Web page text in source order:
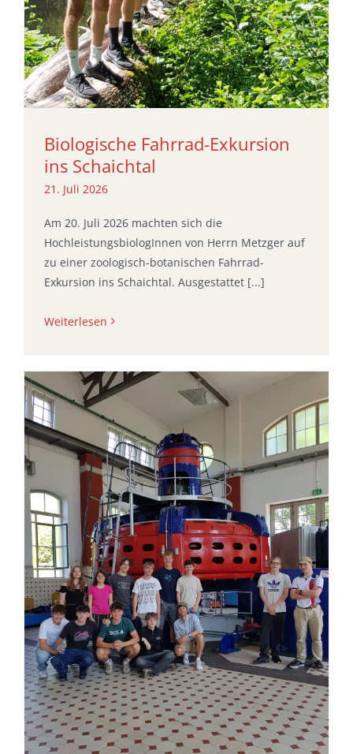
Biologische Fahrrad-Exkursion
ins Schaichtal
21. Juli 2026
Am 20. Juli 2026 machten sich die
HochleistungsbiologInnen von Herrn Metzger auf
zu einer zoologisch-botanischen Fahrrad-
Exkursion ins Schaichtal. Ausgestattet [...]
Weiterlesen